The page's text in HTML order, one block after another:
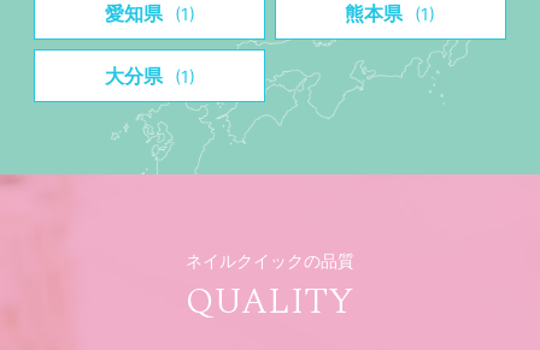
愛知県 (1) 熊本県 (1)
大分県 (1)
ネイルクイックの品質
QUALITY